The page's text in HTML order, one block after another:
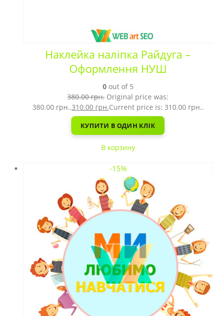
Наклейка наліпка Райдуга –
Оформлення НУШ
0out of 5
380.00грн. Original price was:
380.00 грн..310.00 грн.Current price is: 310.00 грн..
КУПИТИ В ОДИН КЛІК
В корзину
-15%